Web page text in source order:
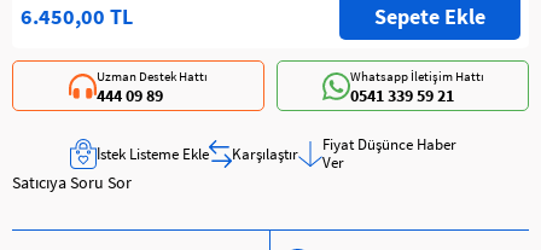
6.450,00 TL
Whatsapp İletişim Hattı
0541 339 59 21
Uzman Destek Hattı
444 09 89
İstek Listeme Ekle Karşılaştır
Fiyat Düşünce Haber
Ver
Satıcıya Soru Sor